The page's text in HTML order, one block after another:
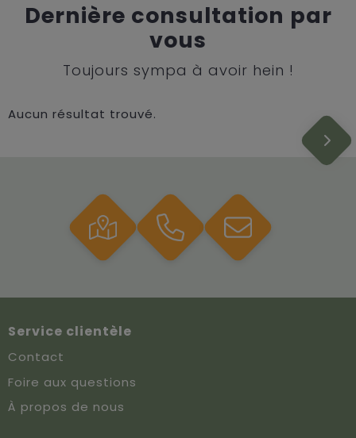
Dernière consultation par
vous
Toujours sympa à avoir hein !
Aucun résultat trouvé.
Service clientèle
Contact
Foire aux questions
À propos de nous